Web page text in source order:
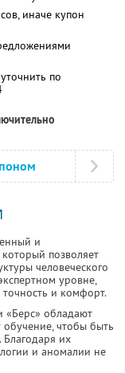
иначе купон
по
и
позволяет
человеческого
уровне,
и комфорт.
«Берс» обладают
чтобы быть
их
и аномалии не